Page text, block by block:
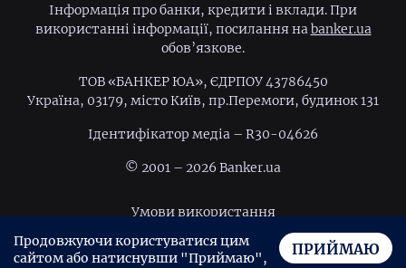
Інформація про банки, кредити і вклади. При
використанні інформації, посилання на banker.ua
обов’язкове.
ТОВ «БАНКЕР ЮА», ЄДРПОУ 43786450
Україна, 03179, місто Київ, пр.Перемоги, будинок 131
Ідентифiкатор медiа – R30-04626
© 2001 – 2026 Banker.ua
Умови використання
Політика конфіденційностіПРИЙМАЮ
Продовжуючи користуватися цим
сайтом або натиснувши "Приймаю",